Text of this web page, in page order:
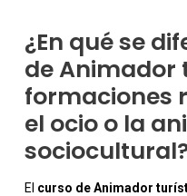
¿En qué se
de Animador
formaciones
el ocio o la
El curso de Animador